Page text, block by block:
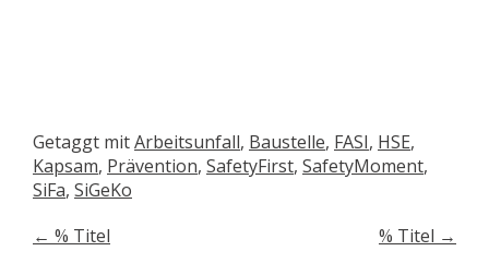
Getaggt mitArbeitsunfall, Baustelle, FASI, HSE,
Kapsam, Prävention, SafetyFirst, SafetyMoment,
SiFa, SiGeKo
Artikelnavigation
← % Titel % Titel →